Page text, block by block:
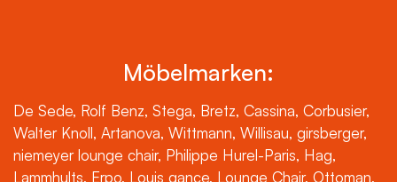
Möbelmarken:
De Sede, Rolf Benz, Stega, Bretz, Cassina, Corbusier,
Walter Knoll, Artanova, Wittmann, Willisau, girsberger,
niemeyer lounge chair, Philippe Hurel-Paris, Hag,
Lammhults, Erpo, Louis gance, Lounge Chair, Ottoman,